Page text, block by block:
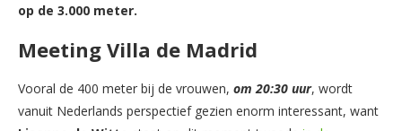
op de 3.000 meter.
Meeting Villa de Madrid
Vooral de 400 meter bij de vrouwen, om 20:30 uur, wordt
vanuit Nederlands perspectief gezien enorm interessant, want